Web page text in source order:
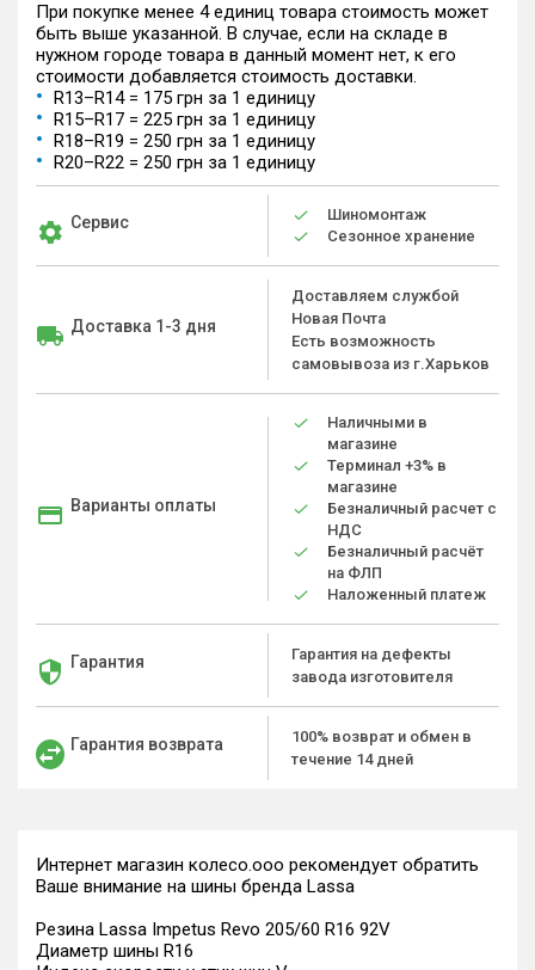
При покупке менее 4 единиц товара стоимость может
быть выше указанной. В случае, если на складе в
нужном городе товара в данный момент нет, к его
стоимости добавляется стоимость доставки.
R13–R14 = 175 грн за 1 единицу
R15–R17 = 225 грн за 1 единицу
R18–R19 = 250 грн за 1 единицу
R20–R22 = 250 грн за 1 единицу
Сервис
Шиномонтаж
Сезонное хранение
Доставка 1-3 дня
Доставляем службой
Новая Почта
Есть возможность
самовывоза из г.Харьков
Варианты оплаты
Наличными в
магазине
Терминал +3% в
магазине
Безналичный расчет с
НДС
Безналичный расчёт
на ФЛП
Наложенный платеж
Гарантия
Гарантия на дефекты
завода изготовителя
Гарантия возврата
100% возврат и обмен в
течение 14 дней
Интернет магазин колесо.ооо рекомендует обратить
Ваше внимание на шины бренда Lassa
Резина Lassa Impetus Revo 205/60 R16 92V
Диаметр шины R16